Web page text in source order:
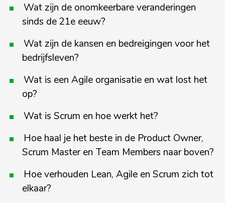
Wat zijn de onomkeerbare veranderingen
sinds de 21e eeuw?
Wat zijn de kansen en bedreigingen voor het
bedrijfsleven?
Wat is een Agile organisatie en wat lost het
op?
Wat is Scrum en hoe werkt het?
Hoe haal je het beste in de Product Owner,
Scrum Master en Team Members naar boven?
Hoe verhouden Lean, Agile en Scrum zich tot
elkaar?